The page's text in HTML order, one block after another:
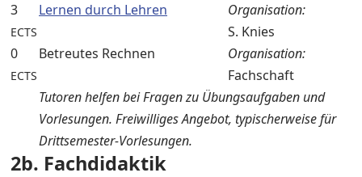
3
ECTS
Lernen durch Lehren
Organisation:
S. Knies
0
ECTS
Betreutes Rechnen
Organisation:
Fachschaft
Tutoren helfen bei Fragen zu Übungsaufgaben und
Vorlesungen. Freiwilliges Angebot, typischerweise für
Drittsemester-Vorlesungen.
2b. Fachdidaktik